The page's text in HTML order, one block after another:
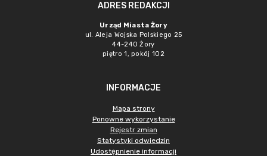
ADRES REDAKCJI
Urząd Miasta Żory
ul. Aleja Wojska Polskiego 25
44-240 Żory
piętro 1, pokój 102
INFORMACJE
Mapa strony
Ponowne wykorzystanie
Rejestr zmian
Statystyki odwiedzin
Udostępnienie informacji